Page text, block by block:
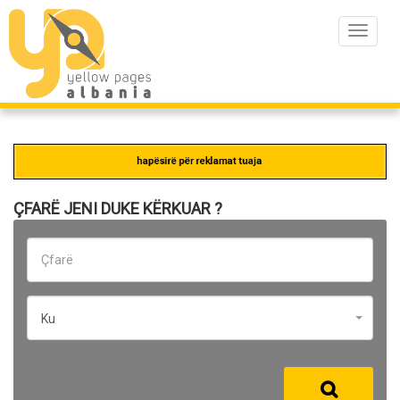
Toggle
ÇFARË JENI DUKE KËRKUAR ?
Ku